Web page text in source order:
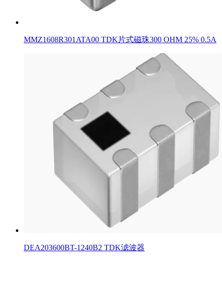
MMZ1608R301ATA00 TDK片式磁珠300 OHM 25% 0.5A
DEA203600BT-1240B2 TDK滤波器